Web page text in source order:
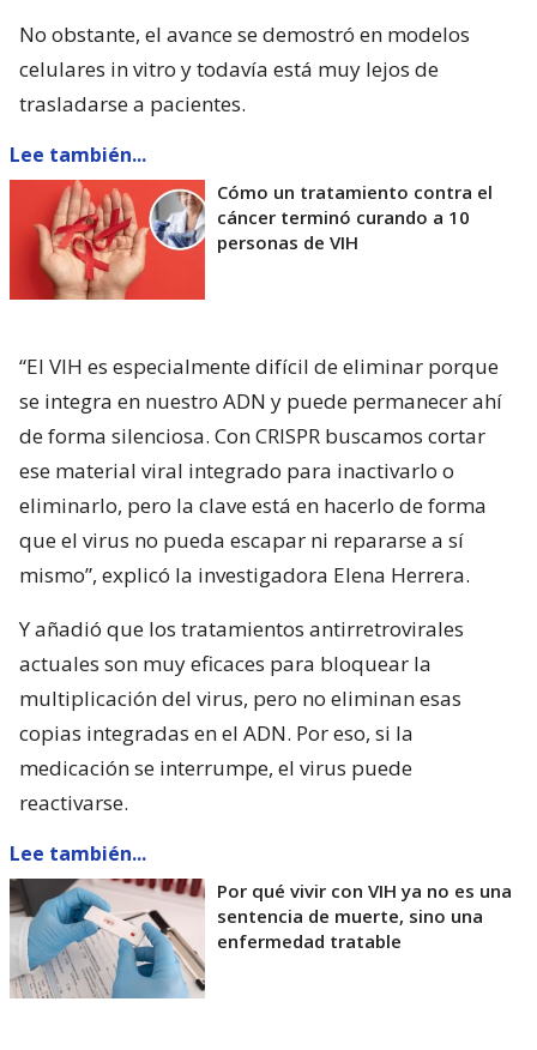
No obstante, el avance se demostró en modelos
celulares in vitro y todavía está muy lejos de
trasladarse a pacientes.
Lee también...
Cómo un tratamiento contra el
cáncer terminó curando a 10
personas de VIH
“El VIH es especialmente difícil de eliminar porque
se integra en nuestro ADN y puede permanecer ahí
de forma silenciosa. Con CRISPR buscamos cortar
ese material viral integrado para inactivarlo o
eliminarlo, pero la clave está en hacerlo de forma
que el virus no pueda escapar ni repararse a sí
mismo”, explicó la investigadora Elena Herrera.
Y añadió que los tratamientos antirretrovirales
actuales son muy eficaces para bloquear la
multiplicación del virus, pero no eliminan esas
copias integradas en el ADN. Por eso, si la
medicación se interrumpe, el virus puede
reactivarse.
Lee también...
Por qué vivir con VIH ya no es una
sentencia de muerte, sino una
enfermedad tratable